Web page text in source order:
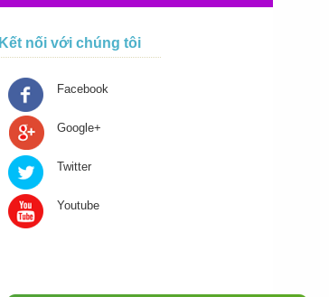
Kết nối với chúng tôi
Facebook
Google+
Twitter
Youtube